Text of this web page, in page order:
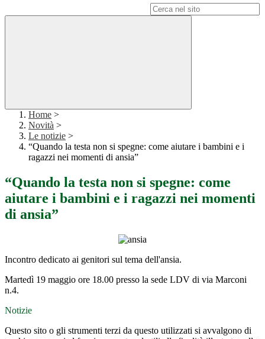
Home >
Novità >
Le notizie >
“Quando la testa non si spegne: come aiutare i bambini e i
ragazzi nei momenti di ansia”
“Quando la testa non si spegne: come
aiutare i bambini e i ragazzi nei momenti
di ansia”
Incontro dedicato ai genitori sul tema dell'ansia.
Martedì 19 maggio ore 18.00 presso la sede LDV di via Marconi
n.4.
Notizie
Questo sito o gli strumenti terzi da questo utilizzati si avvalgono di